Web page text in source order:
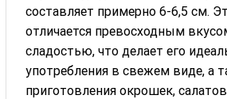
составляет примерно 6-6,5 см.
отличается превосходным
сладостью, что делает его
употребления в свежем виде, а
приготовления окрошек,